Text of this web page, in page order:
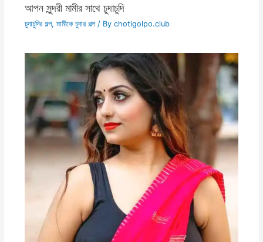
আপন সুন্দরী মামীর সাথে চুদাচুদি
চুদাচুদির গল্প, মামীকে চুদার গল্প/ By chotigolpo.club